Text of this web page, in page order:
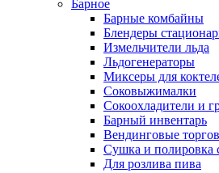
Барное
Барные комбайны
Блендеры
Измельчители льда
Льдогенераторы
Миксеры для
Соковыжималки
Сокоохладители и
Барный инвентарь
Вендинговые
Сушка и полировка
Для розлива пива